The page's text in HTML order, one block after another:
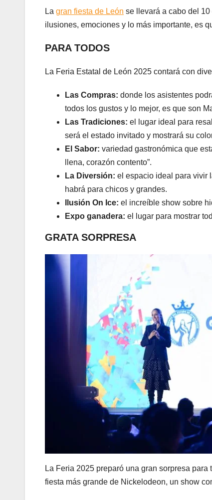
La gran fiesta de León se llevará a cabo del
ilusiones, emociones y lo más importante, es
PARA TODOS
La Feria Estatal de León 2025 contará con
Las Compras: donde los asistentes
todos los gustos y lo mejor, es que son
Las Tradiciones: el lugar ideal para
será el estado invitado y mostrará su
El Sabor: variedad gastronómica que
llena, corazón contento”.
La Diversión: el espacio ideal para vivir
habrá para chicos y grandes.
Ilusión On Ice: el increíble show sobre
Expo ganadera: el lugar para mostrar
GRATA SORPRESA
La Feria 2025 preparó una gran sorpresa para
fiesta más grande de Nickelodeon, un show